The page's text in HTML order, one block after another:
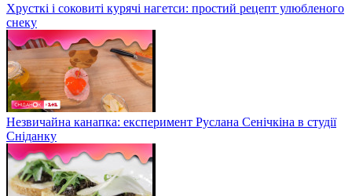
Хрусткі і соковиті курячі нагетси: простий рецепт улюбленого
снеку
Незвичайна канапка: експеримент Руслана Сенічкіна в студії
Сніданку